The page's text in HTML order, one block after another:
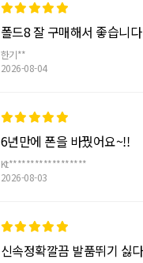
폴드8 잘 구매해서 좋습니다
한기**
2026-08-04
6년만에 폰을 바꿨어요~!!
Kt******************
2026-08-03